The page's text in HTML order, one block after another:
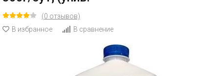
(0 отзывов)
В избранное
В сравнение